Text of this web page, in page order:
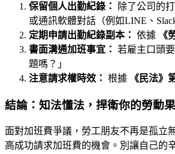
保留個人出勤紀錄：
除了公司的
或通訊軟體對話（例如LINE、
定期申請出勤紀錄副本： 依據 《
書面溝通加班事宜： 若雇主口頭
題嗎？」
注意請求權時效： 根據 《民法》
結論：知法懂法，捍衛你的勞動果
面對加班費爭議，勞工朋友不再是孤立
高成功請求加班費的機會。別讓自己的